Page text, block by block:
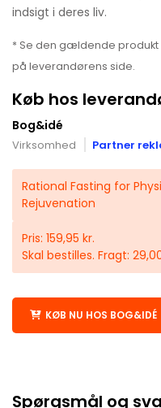
indsigt i deres liv.
* Se den gældende produkt
på leverandørens side.
Køb hos
Bog&idé
Virksomhed Partner
Rational Fasting for
Rejuvenation
Pris: 159,95 kr.
Skal bestilles. Fragt:
KØB NU HOS BOG&IDÉ
Spørgsmål og